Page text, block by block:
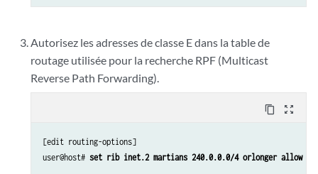
Autorisez les adresses de classe E dans la table de
routage utilisée pour la recherche RPF (Multicast
Reverse Path Forwarding).
content_copy zoom_out_map
[edit routing-options]
user@host# set rib inet.2 martians 240.0.0.0/4 orlonger allow